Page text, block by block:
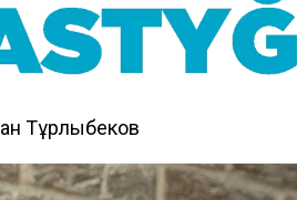
Тұрлыбеков